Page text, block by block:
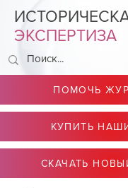
ЭКСПЕРТИЗА
ПОМОЧЬ
КУПИТЬ
СКАЧАТЬ